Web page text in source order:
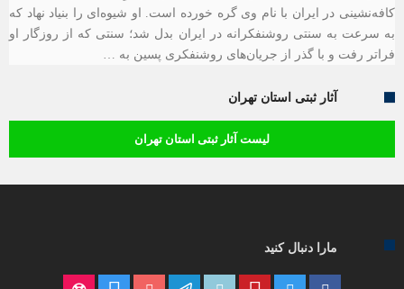
کافه‌نشینی در ایران با نام وی گره خورده است. او شیوه‌ای را بنیاد نهاد که
به سرعت به سنتی روشنفکرانه در ایران بدل شد؛ سنتی که از روزگار او
فرا‌تر رفت و با گذر از جریان‌های روشنفکری پسین به …
آثار ثبتی استان تهران
لیست آثار ثبتی استان تهران
مارا دنبال کنید